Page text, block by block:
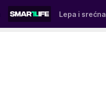
Lepa i srećna